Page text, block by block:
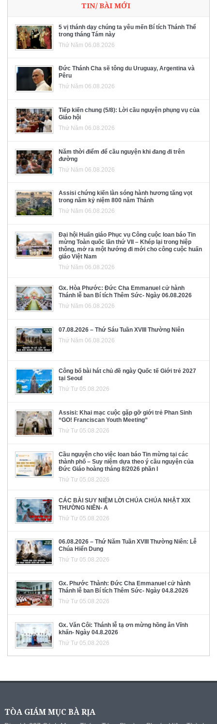
TIN/ BÀI MỚI
5 vị thánh dạy chúng ta yêu mến Bí tích Thánh Thể
trong tháng Tám này
Thứ Năm 06.08.2026
Đức Thánh Cha sẽ tông du Uruguay, Argentina và
Pêru
Thứ Năm 06.08.2026
Tiếp kiến chung (5/8): Lời cầu nguyện phụng vụ của
Giáo hội
Thứ Năm 06.08.2026
Năm thời điểm để cầu nguyện khi đang đi trên
đường
Thứ Năm 06.08.2026
Assisi chứng kiến làn sóng hành hương tăng vọt
trong năm kỷ niệm 800 năm Thánh
Thứ Năm 06.08.2026
Đại hội Huấn giáo Phục vụ Công cuộc loan báo Tin
mừng Toàn quốc lần thứ VII – Khép lại trong hiệp
thông, mở ra một hướng đi mới cho công cuộc huấn
giáo Việt Nam
Thứ Năm 06.08.2026
Gx. Hòa Phước: Đức Cha Emmanuel cử hành
Thánh lễ ban Bí tích Thêm Sức- Ngày 06.08.2026
Thứ Năm 06.08.2026
07.08.2026 – Thứ Sáu Tuần XVIII Thường Niên
Thứ Năm 06.08.2026
Công bố bài hát chủ đề ngày Quốc tế Giới trẻ 2027
tại Seoul
Thứ Tư 05.08.2026
Assisi: Khai mạc cuộc gặp gỡ giới trẻ Phan Sinh
“GO! Franciscan Youth Meeting”
Thứ Tư 05.08.2026
Cầu nguyện cho việc loan báo Tin mừng tại các
thành phố – Suy niệm dựa theo ý cầu nguyện của
Đức Giáo hoàng tháng 8/2026 phần I
Thứ Tư 05.08.2026
CÁC BÀI SUY NIỆM LỜI CHÚA CHÚA NHẬT XIX
THƯỜNG NIÊN- A
Thứ Tư 05.08.2026
06.08.2026 – Thứ Năm Tuần XVIII Thường Niên: Lễ
Chúa Hiển Dung
Thứ Tư 05.08.2026
Gx. Phước Thành: Đức Cha Emmanuel cử hành
Thánh lễ ban Bí tích Thêm Sức- Ngày 04.8.2026
Thứ Tư 05.08.2026
Gx. Văn Côi: Thánh lễ tạ ơn mừng hồng ân Vĩnh
khấn- Ngày 04.8.2026
Thứ Tư 05.08.2026
TÒA GIÁM MỤC BÀ RỊA